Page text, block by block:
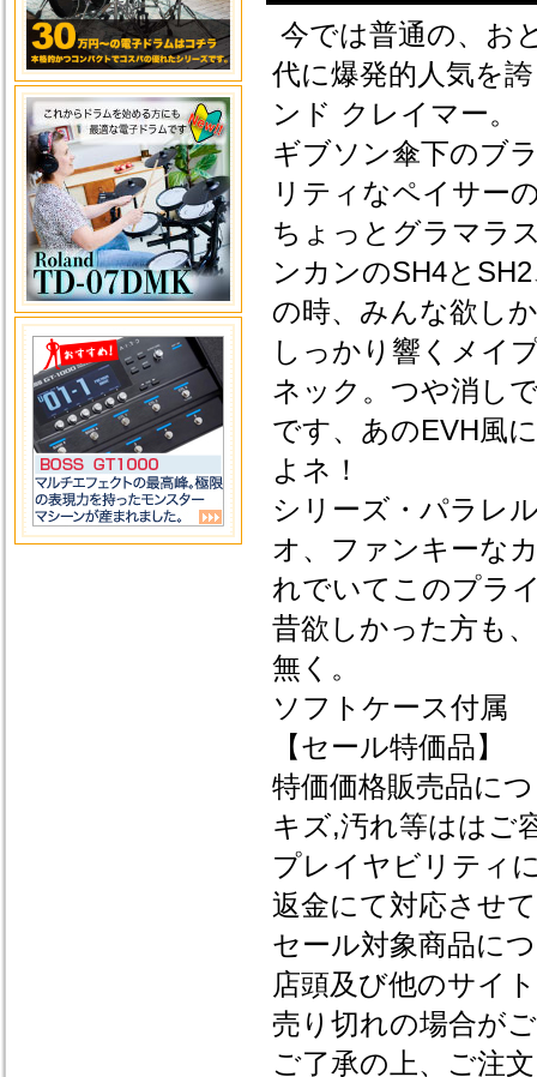
今では普通の、お
代に爆発的人気を
ンド クレイマー。
ギブソン傘下のブ
リティなペイサー
ちょっとグラマラ
ンカンのSH4と
の時、みんな欲し
しっかり響くメイ
ネック。つや消し
です、あのEVH風
よネ！
シリーズ・パラレ
オ、ファンキーな
れでいてこのプラ
昔欲しかった方も
無く。
ソフトケース付属
【セール特価品】
特価価格販売品に
キズ,汚れ等ははご
プレイヤビリティ
返金にて対応させ
セール対象商品に
店頭及び他のサイ
売り切れの場合が
ご了承の上、ご注